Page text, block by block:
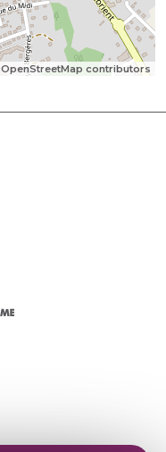
OpenStreetMap contributors